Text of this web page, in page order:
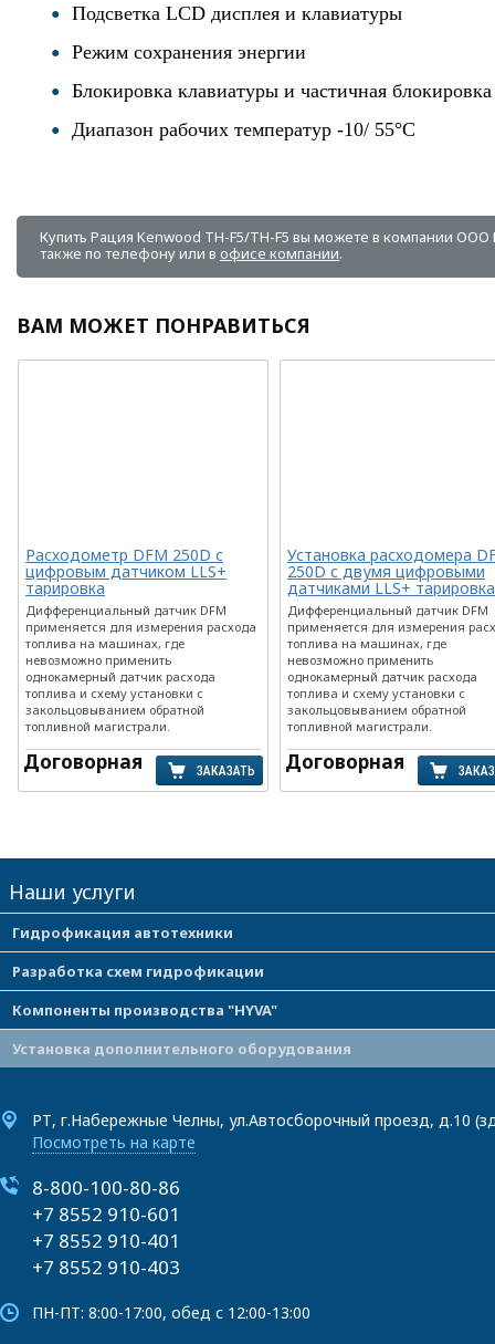
Подсветка LCD дисплея и клавиатуры
Режим сохранения энергии
Блокировка клавиатуры и частичная
Диапазон рабочих температур -10/ 55°С
Купить Рация Kenwood TH-F5/TH-F5 вы можете в компании ООО
также по телефону или в офисе компании.
ВАМ МОЖЕТ ПОНРАВИТЬСЯ
Расходометр DFM 250D с
цифровым датчиком LLS+
тарировка
Дифференциальный датчик DFM
применяется для измерения расхода
топлива на машинах, где
невозможно применить
однокамерный датчик расхода
топлива и схему установки с
закольцовыванием обратной
топливной магистрали.
Договорная ЗАКАЗАТЬ
Установка расходомера
250D с двумя цифровыми
датчиками LLS+ тарировка
Дифференциальный датчик DFM
применяется для измерения
топлива на машинах, где
невозможно применить
однокамерный датчик расхода
топлива и схему установки с
закольцовыванием обратной
топливной магистрали.
Договорная
Наши услуги
Гидрофикация автотехники
Разработка схем гидрофикации
Компоненты производства "HYVA"
Установка дополнительного оборудования
РТ, г.Набережные Челны, ул.Автосборочный проезд, д.10
Посмотреть на карте
8-800-100-80-86
+7 8552 910-601
+7 8552 910-401
+7 8552 910-403
ПН-ПТ: 8:00-17:00, обед с 12:00-13:00